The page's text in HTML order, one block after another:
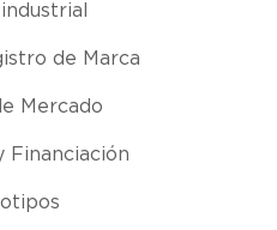
de Marca
Mercado
Financiación